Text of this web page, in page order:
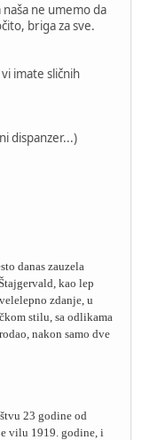
ne umemo da
briga za sve.
imate sličnih
dispanzer...)
danas zauzela
kao lep
zdanje, u
stilu, sa odlikama
nakon samo dve
23 godine od
vilu 1919. godine, i